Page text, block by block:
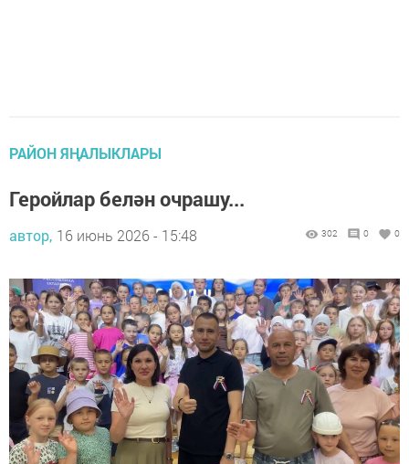
РАЙОН ЯҢАЛЫКЛАРЫ
Геройлар белән очрашу...
автор, 16 июнь 2026 - 15:48 302 0 0